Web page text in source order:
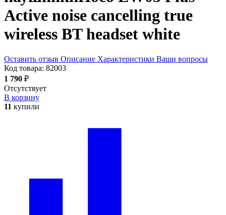
Active noise cancelling true
wireless BT headset white
Оставить отзыв Описание Характеристики Ваши вопросы
Код товара: 82003
1 790 ₽
Отсутствует
В корзину
11 купили